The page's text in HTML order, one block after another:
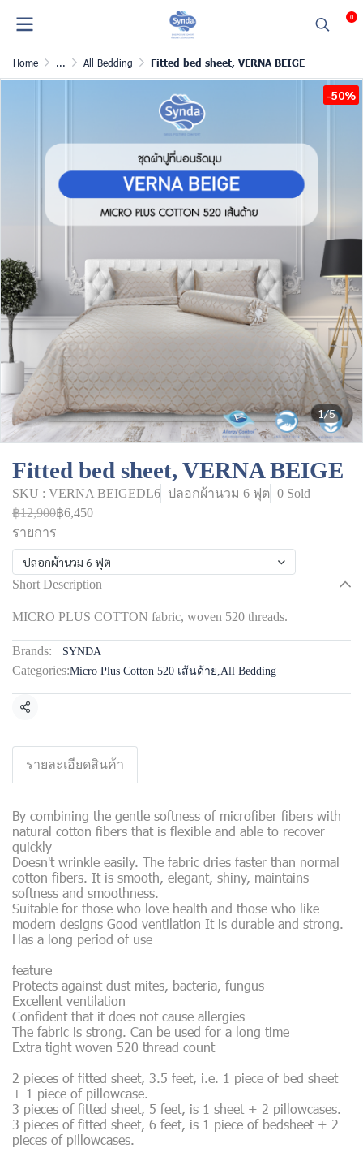
0
Home ... All Bedding Fitted bed sheet, VERNA BEIGE
1/5
-50%
Fitted bed sheet, VERNA BEIGE
SKU : VERNA BEIGEDL6 ปลอกผ้านวม 6 ฟุต 0 Sold
฿12,900฿6,450
รายการ
ปลอกผ้านวม 6 ฟุต
Short Description
MICRO PLUS COTTON fabric, woven 520 threads.
Brands: SYNDA
Categories:Micro Plus Cotton 520 เส้นด้าย,All Bedding
Share
รายละเอียดสินค้า
By combining the gentle softness of microfiber fibers with
natural cotton fibers that is flexible and able to recover
quickly
Doesn't wrinkle easily. The fabric dries faster than normal
cotton fibers. It is smooth, elegant, shiny, maintains
softness and smoothness.
Suitable for those who love health and those who like
modern designs Good ventilation It is durable and strong.
Has a long period of use
feature
Protects against dust mites, bacteria, fungus
Excellent ventilation
Confident that it does not cause allergies
The fabric is strong. Can be used for a long time
Extra tight woven 520 thread count
2 pieces of fitted sheet, 3.5 feet, i.e. 1 piece of bed sheet
+ 1 piece of pillowcase.
3 pieces of fitted sheet, 5 feet, is 1 sheet + 2 pillowcases.
3 pieces of fitted sheet, 6 feet, is 1 piece of bedsheet + 2
pieces of pillowcases.